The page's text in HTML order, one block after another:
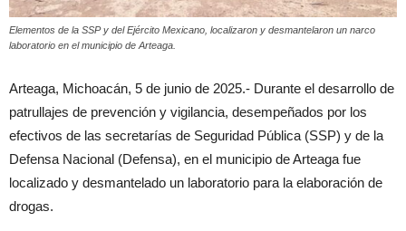
Elementos de la SSP y del Ejército Mexicano, localizaron y desmantelaron un narco
laboratorio en el municipio de Arteaga.
Arteaga, Michoacán, 5 de junio de 2025.- Durante el desarrollo de
patrullajes de prevención y vigilancia, desempeñados por los
efectivos de las secretarías de Seguridad Pública (SSP) y de la
Defensa Nacional (Defensa), en el municipio de Arteaga fue
localizado y desmantelado un laboratorio para la elaboración de
drogas.